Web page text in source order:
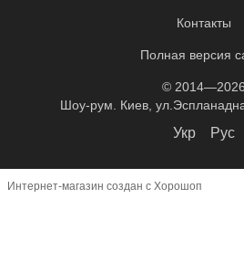
Контакты
Полная версия
© 2014—2026
Шоу-рум. Киев,
Укр Рус
Интернет-магазин создан с Хорошоп